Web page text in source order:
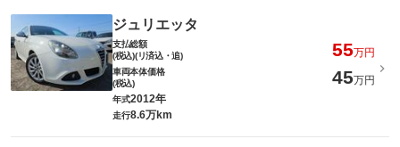
ジュリエッタ
支払総額
(税込)(リ済込・追)
55万円
車両本体価格
(税込)
45万円
年式2012年
走行8.6万km